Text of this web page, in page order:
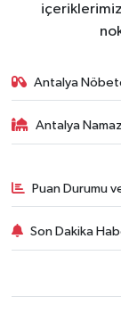
Antalya
Antalya
Puan Durumu
Son Dakika